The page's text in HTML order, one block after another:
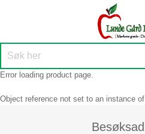
Error loading product page.
Object reference not set to an instance